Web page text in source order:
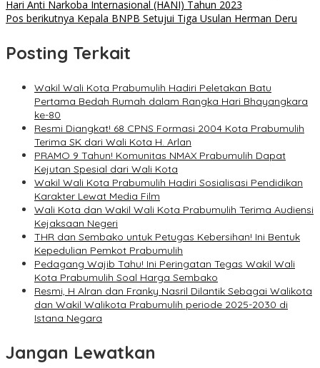
Hari Anti Narkoba Internasional (HANI) Tahun 2023
Pos berikutnya Kepala BNPB Setujui Tiga Usulan Herman Deru
Posting Terkait
Wakil Wali Kota Prabumulih Hadiri Peletakan Batu
Pertama Bedah Rumah dalam Rangka Hari Bhayangkara
ke-80
Resmi Diangkat! 68 CPNS Formasi 2004 Kota Prabumulih
Terima SK dari Wali Kota H. Arlan
PRAMO 9 Tahun! Komunitas NMAX Prabumulih Dapat
Kejutan Spesial dari Wali Kota
Wakil Wali Kota Prabumulih Hadiri Sosialisasi Pendidikan
Karakter Lewat Media Film
Wali Kota dan Wakil Wali Kota Prabumulih Terima Audiensi
Kejaksaan Negeri
THR dan Sembako untuk Petugas Kebersihan! Ini Bentuk
Kepedulian Pemkot Prabumulih
Pedagang Wajib Tahu! Ini Peringatan Tegas Wakil Wali
Kota Prabumulih Soal Harga Sembako
Resmi, H Alran dan Franky Nasril Dilantik Sebagai Walikota
dan Wakil Walikota Prabumulih periode 2025-2030 di
Istana Negara
Jangan Lewatkan